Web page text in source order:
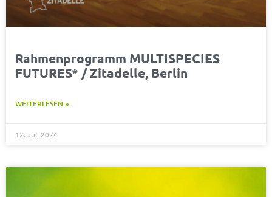
Rahmenprogramm MULTISPECIES
FUTURES* / Zitadelle, Berlin
WEITERLESEN »
12. Juli 2024